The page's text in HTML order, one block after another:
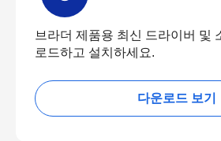
브라더 제품용 최신 드라이버 및
로드하고 설치하세요.
다운로드 보기